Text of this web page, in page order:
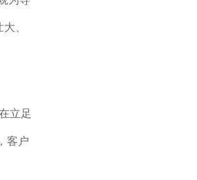
、
立足
客户